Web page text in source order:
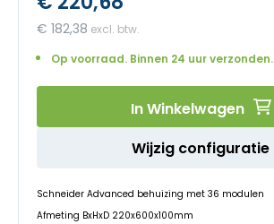
€ 182,38
Op voorraad. Binnen 24 uur verzonden.
Wijzig configuratie
In Winkelwagen
Schneider Advanced behuizing met 36 modulen
Afmeting BxHxD 220x600x100mm
afbeeldingen-